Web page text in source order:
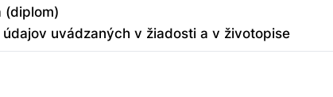
(diplom)
uvádzaných v žiadosti a v životopise